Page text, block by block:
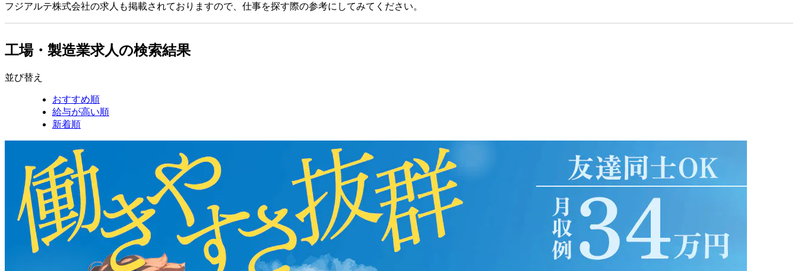
フジアルテ株式会社の求人も掲載されておりますので、仕事を探す際の参考にしてみてください。
工場・製造業求人の検索結果
並び替え
おすすめ順
給与が高い順
新着順